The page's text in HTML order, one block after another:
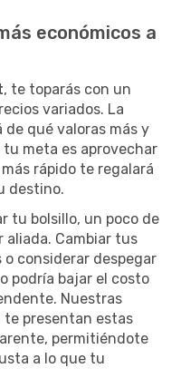
económicos a
, te toparás con un
variados. La
qué valoras más y
meta es aprovechar
rápido te regalará
destino.
tu bolsillo, un poco de
Cambiar tus
considerar despegar
podría bajar el costo
Nuestras
te presentan estas
permitiéndote
a lo que tu